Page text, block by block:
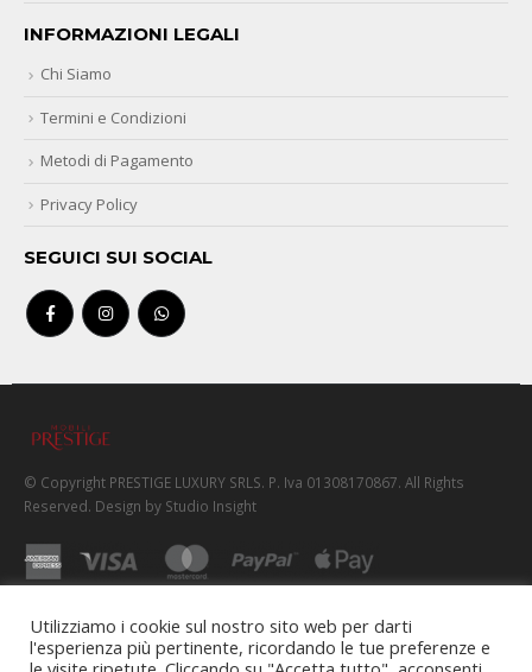
INFORMAZIONI LEGALI
Chi Siamo
Termini e Condizioni
Metodi di Pagamento
Privacy Policy
SEGUICI SUI SOCIAL
© Copyright PRESTIGE LUXURY SRLS. P. Iva 01308170867. All Rights
Reserved. Design by Studio Insight
Utilizziamo i cookie sul nostro sito web per darti
l'esperienza più pertinente, ricordando le tue preferenze e